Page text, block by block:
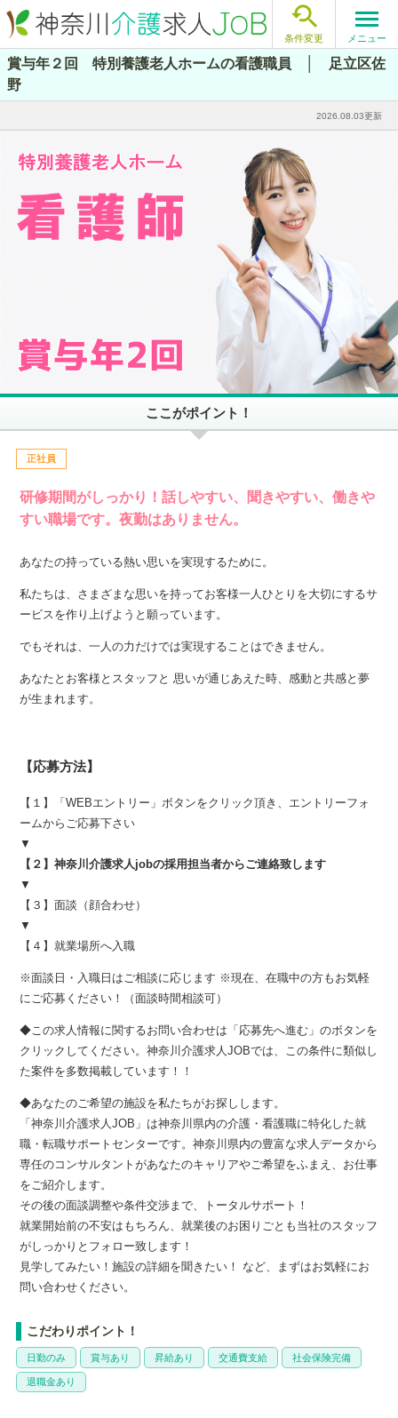

条件変更 メニュー
賞与年２回 特別養護老人ホームの看護職員 │ 足立区佐
野
2026.08.03更新
ここがポイント！
正社員
研修期間がしっかり！話しやすい、聞きやすい、働きや
すい職場です。夜勤はありません。
あなたの持っている熱い思いを実現するために。
私たちは、さまざまな思いを持ってお客様一人ひとりを大切にするサ
ービスを作り上げようと願っています。
でもそれは、一人の力だけでは実現することはできません。
あなたとお客様とスタッフと 思いが通じあえた時、感動と共感と夢
が生まれます。
【応募方法】
【１】「WEBエントリー」ボタンをクリック頂き、エントリーフォ
ームからご応募下さい
▼
【２】神奈川介護求人jobの採用担当者からご連絡致します
▼
【３】面談（顔合わせ）
▼
【４】就業場所へ入職
※面談日・入職日はご相談に応じます ※現在、在職中の方もお気軽
にご応募ください！（面談時間相談可）
◆この求人情報に関するお問い合わせは「応募先へ進む」のボタンを
クリックしてください。神奈川介護求人JOBでは、この条件に類似し
た案件を多数掲載しています！！
◆あなたのご希望の施設を私たちがお探しします。
「神奈川介護求人JOB」は神奈川県内の介護・看護職に特化した就
職・転職サポートセンターです。神奈川県内の豊富な求人データから
専任のコンサルタントがあなたのキャリアやご希望をふまえ、お仕事
をご紹介します。
その後の面談調整や条件交渉まで、トータルサポート！
就業開始前の不安はもちろん、就業後のお困りごとも当社のスタッフ
がしっかりとフォロー致します！
見学してみたい！施設の詳細を聞きたい！ など、まずはお気軽にお
問い合わせください。
こだわりポイント！
日勤のみ 賞与あり 昇給あり 交通費支給 社会保険完備
退職金あり